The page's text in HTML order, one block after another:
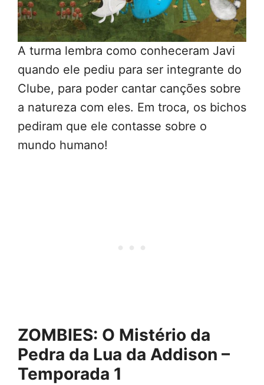
A turma lembra como conheceram Javi
quando ele pediu para ser integrante do
Clube, para poder cantar canções sobre
a natureza com eles. Em troca, os bichos
pediram que ele contasse sobre o
mundo humano!
ZOMBIES: O Mistério da
Pedra da Lua da Addison –
Temporada 1